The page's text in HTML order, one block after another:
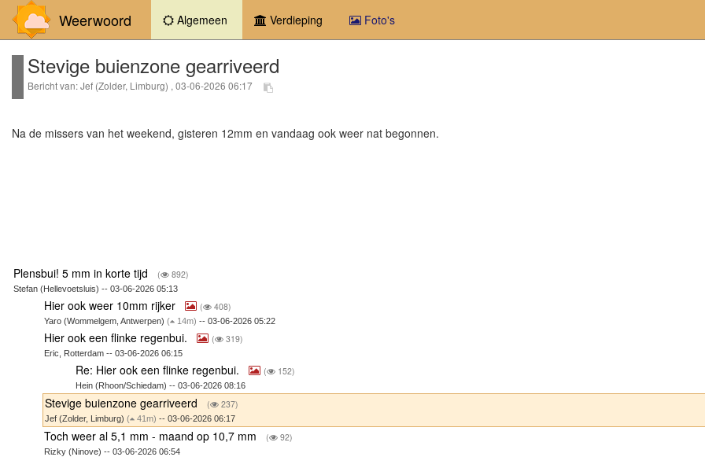
Weerwoord Algemeen (current)Verdieping Foto's
Stevige buienzone gearriveerd
Bericht van: Jef (Zolder, Limburg) , 03-06-2026 06:17
Na de missers van het weekend, gisteren 12mm en vandaag ook weer nat begonnen.
Plensbui! 5 mm in korte tijd ( 892)
Stefan (Hellevoetsluis) -- 03-06-2026 05:13
Hier ook weer 10mm rijker ( 408)
Yaro (Wommelgem, Antwerpen)( 14m) -- 03-06-2026 05:22
Hier ook een flinke regenbui. ( 319)
Eric, Rotterdam -- 03-06-2026 06:15
Re: Hier ook een flinke regenbui. ( 152)
Hein (Rhoon/Schiedam) -- 03-06-2026 08:16
Stevige buienzone gearriveerd ( 237)
Jef (Zolder, Limburg)( 41m) -- 03-06-2026 06:17
Toch weer al 5,1 mm - maand op 10,7 mm ( 92)
Rizky (Ninove) -- 03-06-2026 06:54